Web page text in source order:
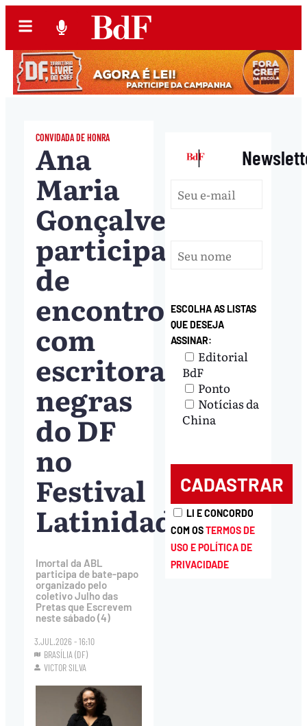
CONVIDADA DE HONRA
Ana
Maria
Gonçalves
participa
de
encontro
com
escritoras
negras
do DF
no
Festival
Latinidades
Imortal da ABL
participa de bate-papo
organizado pelo
coletivo Julho das
Pretas que Escrevem
neste sábado (4)
3.JUL.2026 - 16:10
BRASÍLIA (DF)
VICTOR SILVA
|
ESCOLHA AS LISTAS
QUE DESEJA
ASSINAR:
Editorial
BdF
Ponto
Notícias da
China
LI E CONCORDO
COM OSTERMOS DE
USO E POLÍTICA DE
PRIVACIDADE